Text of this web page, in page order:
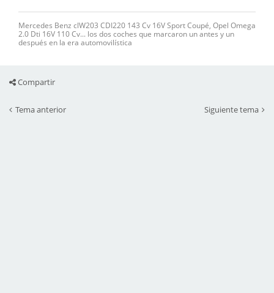
Mercedes Benz clW203 CDI220 143 Cv 16V Sport Coupé, Opel Omega
2.0 Dti 16V 110 Cv... los dos coches que marcaron un antes y un
después en la era automovilística
Compartir
Tema anterior Siguiente tema